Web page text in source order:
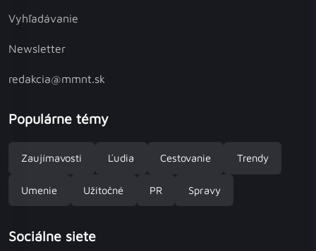
Vyhľadávanie
Newsletter
redakcia@mmnt.sk
Populárne témy
Zaujímavosti Ľudia Cestovanie Trendy
Umenie Užitočné PR Spravy
Sociálne siete